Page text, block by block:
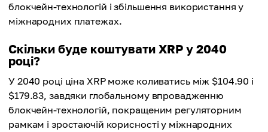
блокчейн-технологій і збільшення використання у
міжнародних платежах.
Скільки буде коштувати XRP у 2040
році?
У 2040 році ціна XRP може коливатись між $104.90 і
$179.83, завдяки глобальному впровадженню
блокчейн-технологій, покращеним регуляторним
рамкам і зростаючій корисності у міжнародних